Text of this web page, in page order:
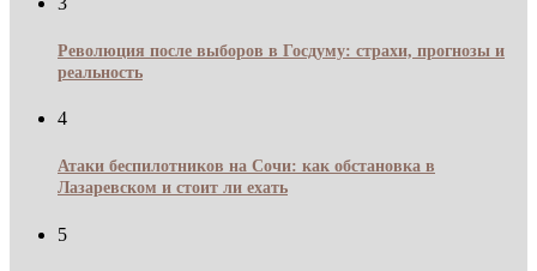
Революция после выборов в Госдуму: страхи, прогнозы и
реальность
4
Атаки беспилотников на Сочи: как обстановка в
Лазаревском и стоит ли ехать
5